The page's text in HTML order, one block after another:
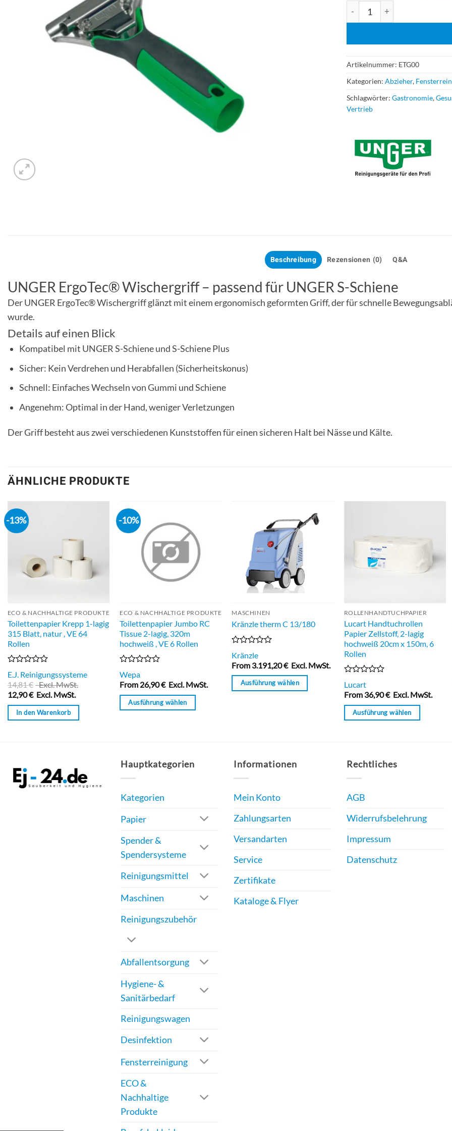
Unger ErgoTec Wischergriff
Artikelnummer: ETG00
Kategorien: Abzieher,
Schlagwörter: Gastronomie,
Vertrieb
Beschreibung Rezensionen (0) Q&A
UNGER ErgoTec® Wischergriff – passend für UNGER S-Schiene
Der UNGER ErgoTec® Wischergriff glänzt mit einem ergonomisch geformten Griff, der für schnelle
wurde.
Details auf einen Blick
Kompatibel mit UNGER S-Schiene und S-Schiene Plus
Sicher: Kein Verdrehen und Herabfallen (Sicherheitskonus)
Schnell: Einfaches Wechseln von Gummi und Schiene
Angenehm: Optimal in der Hand, weniger Verletzungen
Der Griff besteht aus zwei verschiedenen Kunststoffen für einen sicheren Halt bei Nässe und Kälte.
ÄHNLICHE PRODUKTE
-13%
ECO & NACHHALTIGE PRODUKTE
Toilettenpapier Krepp 1-lagig
315 Blatt, natur , VE 64
Rollen
Bewertet
mit
0
von
E.J. Reinigungssysteme
14,81€ Excl. MwSt.
12,90€ Excl. MwSt.
In den Warenkorb
-10%
ECO & NACHHALTIGE PRODUKTE
Toilettenpapier Jumbo RC
Tissue 2-lagig, 320m
hochweiß , VE 6 Rollen
Bewertet
mit
0
von
Wepa
From 26,90€ Excl. MwSt.
Ausführung wählen
Varianten
auf.
Die
Optionen
können
der
Produktseite
werden
MASCHINEN
Kränzle therm C 13/180
Bewertet
mit
0
von
Kränzle
From 3.191,20€ Excl. MwSt.
Ausführung wählen
auf.
können
der
Produktseite
werden
ROLLENHANDTUCHPAPIER
Lucart Handtuchrollen
Papier Zellstoff, 2-lagig
hochweiß 20cm x 150m, 6
Rollen
Bewertet
mit
0
von
Lucart
From 36,90€ Excl. MwSt.
Ausführung wählen
mehrere
Varianten
Die
Optionen
auf
Produktseite
Hauptkategorien
Kategorien
Papier
Spender &
Spendersysteme
Reinigungsmittel
Maschinen
Reinigungszubehör
Abfallentsorgung
Hygiene- &
Sanitärbedarf
Reinigungswagen
Desinfektion
Fensterreinigung
ECO &
Nachhaltige
Produkte
Informationen
Mein Konto
Zahlungsarten
Versandarten
Service
Zertifikate
Kataloge & Flyer
Rechtliches
AGB
Widerrufsbelehrung
Impressum
Datenschutz